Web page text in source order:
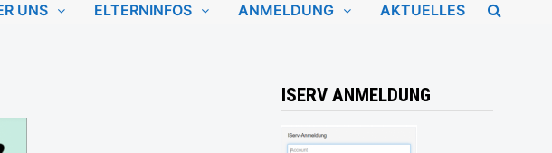
UNS ELTERNINFOS ANMELDUNG AKTUELLES
ISERV ANMELDUNG